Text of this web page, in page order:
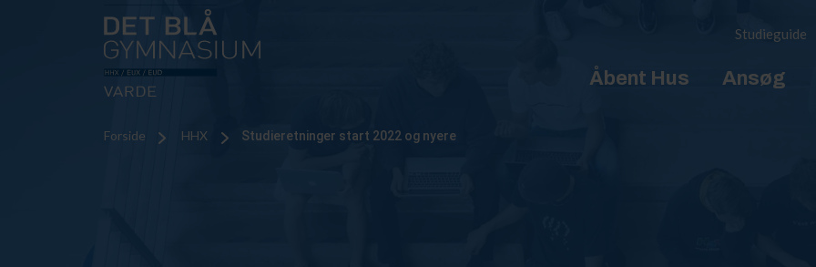
Studieguide
Åbent Hus Ansøg
Forside HHX Studieretninger start 2022 og nyere